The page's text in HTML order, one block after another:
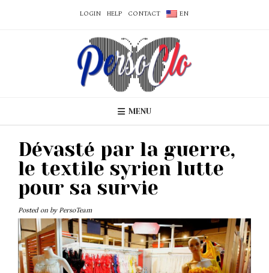
LOGIN HELP CONTACT EN
MENU
Dévasté par la guerre,
le textile syrien lutte
pour sa survie
Posted on by PersoTeam